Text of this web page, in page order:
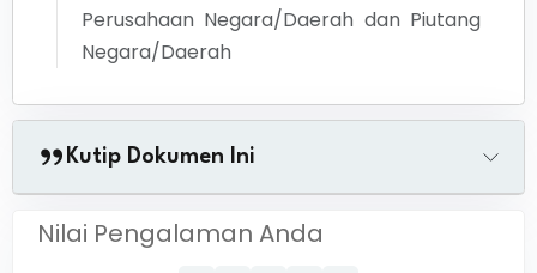
Perusahaan Negara/Daerah dan Piutang
Negara/Daerah
Kutip Dokumen Ini
Nilai Pengalaman Anda